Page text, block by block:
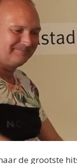
de grootste